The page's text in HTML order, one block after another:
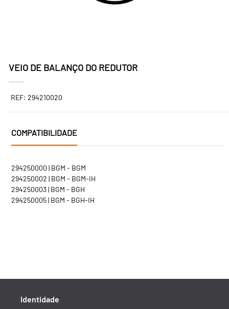
VEIO DE BALANÇO DO REDUTOR
REF: 294210020
COMPATIBILIDADE
294250000 | BGM - BGM
294250002 | BGM - BGM-IH
294250003 | BGM - BGH
294250005 | BGM - BGH-IH
Identidade